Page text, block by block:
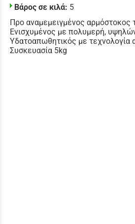
Βάρος σε κιλά: 5
Προ αναμεμειγμένος αρμόστοκος
Ενισχυμένος με πολυμερή,
Υδατοαπωθητικός με
Συσκευασία 5kg